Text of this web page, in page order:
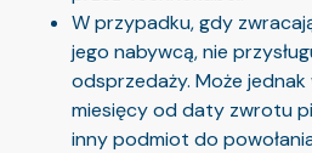
W przypadku, gdy
jego nabywcą, nie
odsprzedaży. Może
miesięcy od daty zwrotu
inny podmiot do